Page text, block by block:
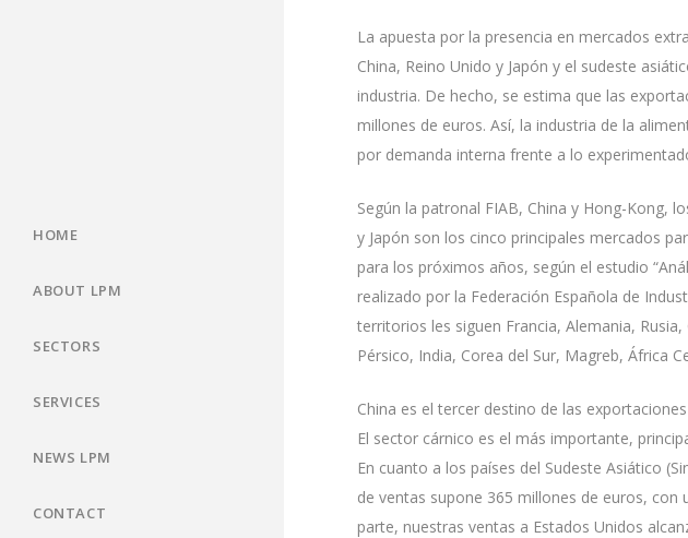
HOME
ABOUT LPM
SECTORS
SERVICES
NEWS LPM
CONTACT
La apuesta por la presencia en mercados
China, Reino Unido y Japón y el sudeste
industria. De hecho, se estima que las
millones de euros. Así, la industria de la
por demanda interna frente a lo
Según la patronal FIAB, China y Hong-Kong,
y Japón son los cinco principales mercados
para los próximos años, según el estudio
realizado por la Federación Española de
territorios les siguen Francia, Alemania,
Pérsico, India, Corea del Sur, Magreb, África
China es el tercer destino de las
El sector cárnico es el más importante,
En cuanto a los países del Sudeste Asiático
de ventas supone 365 millones de euros,
parte, nuestras ventas a Estados Unidos